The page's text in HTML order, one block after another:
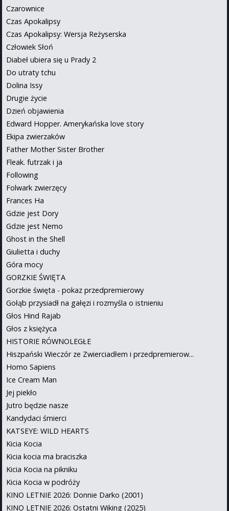
Czarownice
Czas Apokalipsy
Czas Apokalipsy: Wersja Reżyserska
Człowiek Słoń
Diabeł ubiera się u Prady 2
Do utraty tchu
Dolina Issy
Drugie życie
Dzień objawienia
Edward Hopper. Amerykańska love story
Ekipa zwierzaków
Father Mother Sister Brother
Fleak. futrzak i ja
Following
Folwark zwierzęcy
Frances Ha
Gdzie jest Dory
Gdzie jest Nemo
Ghost in the Shell
Giulietta i duchy
Góra mocy
GORZKIE ŚWIĘTA
Gorzkie święta - pokaz przedpremierowy
Gołąb przysiadł na gałęzi i rozmyśla o istnieniu
Głos Hind Rajab
Głos z księżyca
HISTORIE RÓWNOLEGŁE
Hiszpański Wieczór ze Zwierciadłem i przedpremierow...
Homo Sapiens
Ice Cream Man
Jej piekło
Jutro będzie nasze
Kandydaci śmierci
KATSEYE: WILD HEARTS
Kicia Kocia
Kicia kocia ma braciszka
Kicia Kocia na pikniku
Kicia Kocia w podróży
KINO LETNIE 2026: Donnie Darko (2001)
KINO LETNIE 2026: Ostatni Wiking (2025)